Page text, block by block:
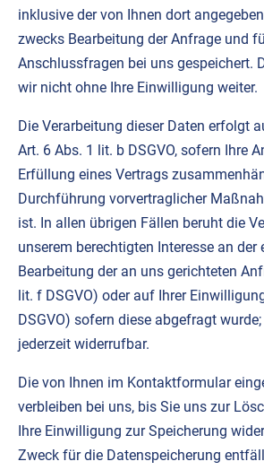
inklusive der von Ihnen dort
zwecks Bearbeitung der Anfrage und
Anschlussfragen bei uns gespeichert.
wir nicht ohne Ihre Einwilligung weiter.
Die Verarbeitung dieser Daten erfolgt
Art. 6 Abs. 1 lit. b DSGVO, sofern Ihre
Erfüllung eines Vertrags
Durchführung vorvertraglicher
ist. In allen übrigen Fällen beruht die
unserem berechtigten Interesse an der
Bearbeitung der an uns gerichteten
lit. f DSGVO) oder auf Ihrer
DSGVO) sofern diese abgefragt
jederzeit widerrufbar.
Die von Ihnen im Kontaktformular
verbleiben bei uns, bis Sie uns zur
Ihre Einwilligung zur Speicherung
Zweck für die Datenspeicherung